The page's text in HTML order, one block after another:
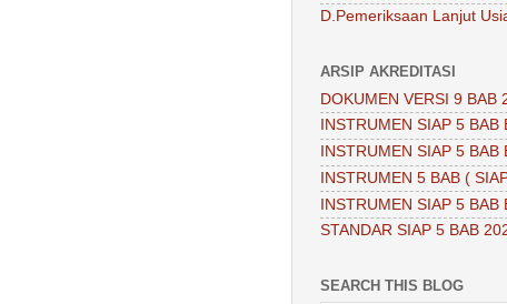
D.Pemeriksaan Lanjut
ARSIP AKREDITASI
DOKUMEN VERSI 9 BAB
INSTRUMEN SIAP 5 BAB
INSTRUMEN SIAP 5 BAB
INSTRUMEN 5 BAB (
INSTRUMEN SIAP 5 BAB
STANDAR SIAP 5 BAB
SEARCH THIS BLOG